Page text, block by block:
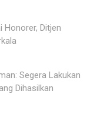
Honorer, Ditjen
Segera Lakukan
Dihasilkan